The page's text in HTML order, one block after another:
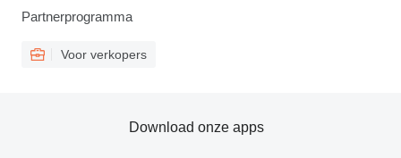
Partnerprogramma
Voor verkopers
Download onze apps